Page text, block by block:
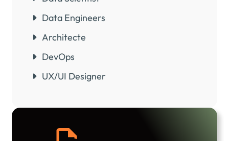
Data Engineers
Architecte
DevOps
UX/UI Designer